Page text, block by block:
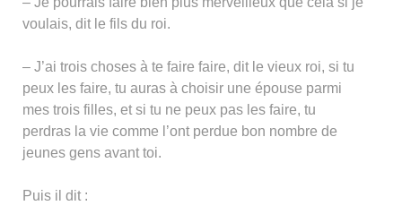
voulais, dit le fils du roi.
– J’ai trois choses à te faire faire, dit le vieux roi, si tu
peux les faire, tu auras à choisir une épouse parmi
mes trois filles, et si tu ne peux pas les faire, tu
perdras la vie comme l’ont perdue bon nombre de
jeunes gens avant toi.
Puis il dit :